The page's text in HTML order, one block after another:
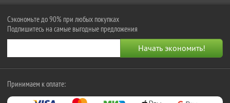
Сэкономьте до 90% при любых покупках
Подпишитесь на самые выгодные предложения
Принимаем к оплате: